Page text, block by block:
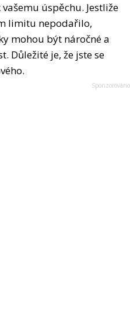
úspěchu. Jestliže
limitu nepodařilo,
mohou být náročné a
Důležité je, že jste se